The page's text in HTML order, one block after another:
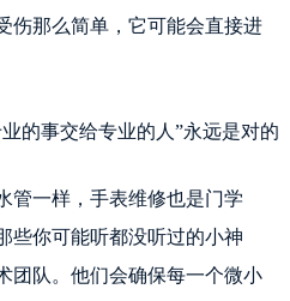
伤那么简单，它可能会直接进
的事交给专业的人”永远是对的
管一样，手表维修也是门学
些你可能听都没听过的小神
团队。他们会确保每一个微小